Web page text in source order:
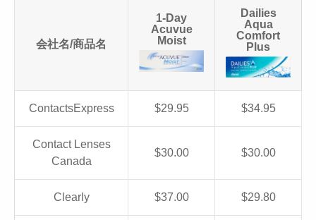
会社名/商品名
1-Day
Acuvue
Moist
Dailies
Aqua
Comfort
Plus
ContactsExpress $29.95 $34.95
Contact Lenses
Canada
$30.00 $30.00
Clearly $37.00 $29.80